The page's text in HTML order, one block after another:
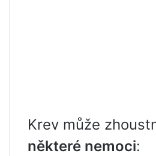
Krev může
některé nemoci: